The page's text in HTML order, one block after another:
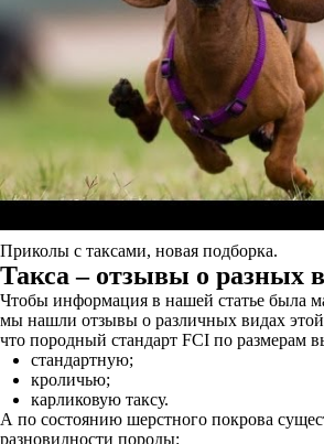
Приколы с таксами, новая подборка.
Такса – отзывы о разных
Чтобы информация в нашей статье была
мы нашли отзывы о различных видах
что породный стандарт FCI по размерам
стандартную;
кроличью;
карликовую таксу.
А по состоянию шерстного покрова
разновидности породы: